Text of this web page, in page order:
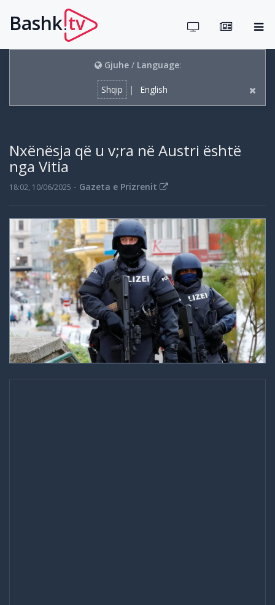
Bashk.tv
Gjuhe/ Language:
Shqip | English
Nxënësja që u v;ra në Austri është
nga Vitia
18:02, 10/06/2025 - Gazeta e Prizrenit